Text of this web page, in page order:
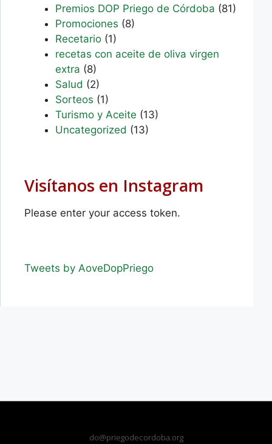
Premios DOP Priego de Córdoba (81)
Promociones (8)
Recetario (1)
recetas con aceite de oliva virgen
extra (8)
Salud (2)
Sorteos (1)
Turismo y Aceite (13)
Uncategorized (13)
Visítanos en Instagram
Please enter your access token.
Tweets by AoveDopPriego
do@priegodecordoba.org